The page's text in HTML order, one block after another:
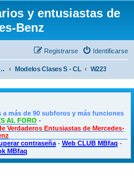
y entusiastas de
Benz
Identificarse
Registrarse
y entusiastas de Mercedes Benz Modelos Clases S - CL W223
a más de 90 subforos y más funciones
AL FORO -
Verdaderos Entusiastas de Mercedes-
contraseña- Web CLUB MBfaq -
MBfaq